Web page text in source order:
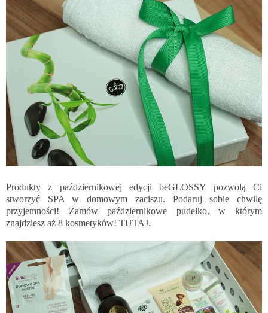
Produkty z październikowej edycji beGLOSSY pozwolą Ci
stworzyć SPA w domowym zaciszu. Podaruj sobie chwilę
przyjemności! Zamów październikowe pudełko, w którym
znajdziesz aż 8 kosmetyków! TUTAJ.